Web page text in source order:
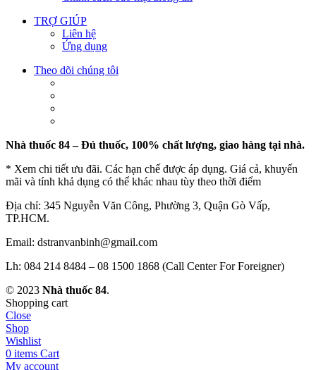
TRỢ GIÚP
Liên hệ
Ứng dụng
Theo dõi chúng tôi
Nhà thuốc 84 – Đủ thuốc, 100% chất lượng, giao hàng tại nhà.
* Xem chi tiết ưu đãi. Các hạn chế được áp dụng. Giá cả, khuyến
mãi và tính khả dụng có thể khác nhau tùy theo thời điểm
Địa chỉ: 345 Nguyễn Văn Công, Phường 3, Quận Gò Vấp,
TP.HCM.
Email: dstranvanbinh@gmail.com
Lh: 084 214 8484 – 08 1500 1868 (Call Center For Foreigner)
© 2023 Nhà thuốc 84.
Shopping cart
Close
Shop
Wishlist
0 items Cart
My account